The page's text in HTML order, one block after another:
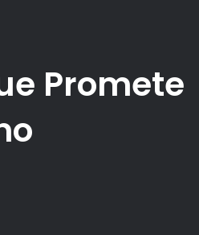
Promete